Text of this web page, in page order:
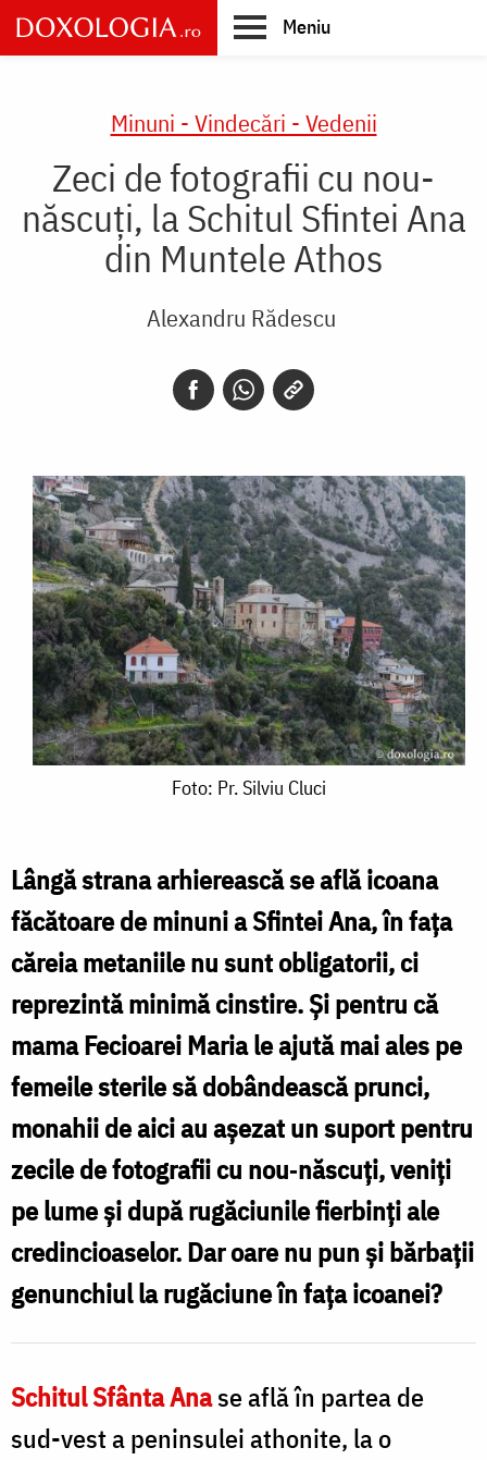
Skip
to
main
Meniu
Minuni - Vindecări - Vedenii
Zeci de fotografii cu nou-
născuți, la Schitul Sfintei Ana
din Muntele Athos
Alexandru Rădescu
Cluci
Foto: Pr. Silviu Cluci
Lângă strana arhierească se află icoana
făcătoare de minuni a Sfintei Ana, în faţa
căreia metaniile nu sunt obligatorii, ci
reprezintă minimă cinstire. Şi pentru că
mama Fecioarei Maria le ajută mai ales pe
femeile sterile să dobândească prunci,
monahii de aici au aşezat un suport pentru
zecile de fotografii cu nou‐născuţi, veniţi
pe lume şi după rugăciunile fierbinţi ale
credincioaselor. Dar oare nu pun şi bărbaţii
genunchiul la rugăciune în faţa icoanei?
Schitul Sfânta Anase află în partea de
sud-vest a peninsulei athonite, la o